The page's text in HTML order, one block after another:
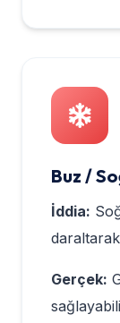
Buz /
İddia:
Gerçek: